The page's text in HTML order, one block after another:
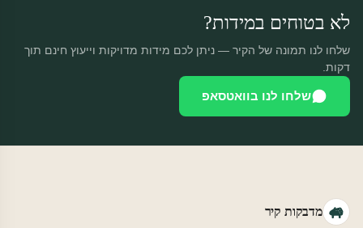
לא בטוחים במידות?
שלחו לנו תמונה של הקיר — ניתן לכם מידות מדויקות וייעוץ חינם תוך
דקות.
שלחו לנו בוואטסאפ
מדבקות קיר